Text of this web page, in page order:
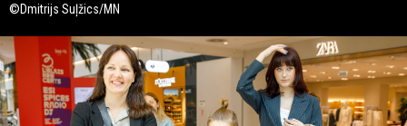
©Dmitrijs Suļžics/MN